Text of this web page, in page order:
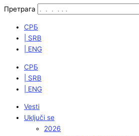
Претрага
СРБ
| SRB
| ENG
СРБ
| SRB
| ENG
Vesti
Uključi se
2026